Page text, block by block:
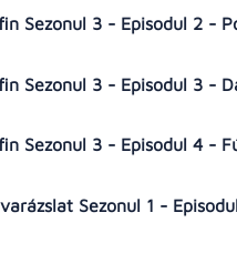
Sezonul 3 - Episodul 2 -
Sezonul 3 - Episodul 3 -
Sezonul 3 - Episodul 4 -
Sezonul 1 -